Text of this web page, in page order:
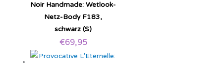
Noir Handmade: Wetlook-
Netz-Body F183,
schwarz (S)
€69,95